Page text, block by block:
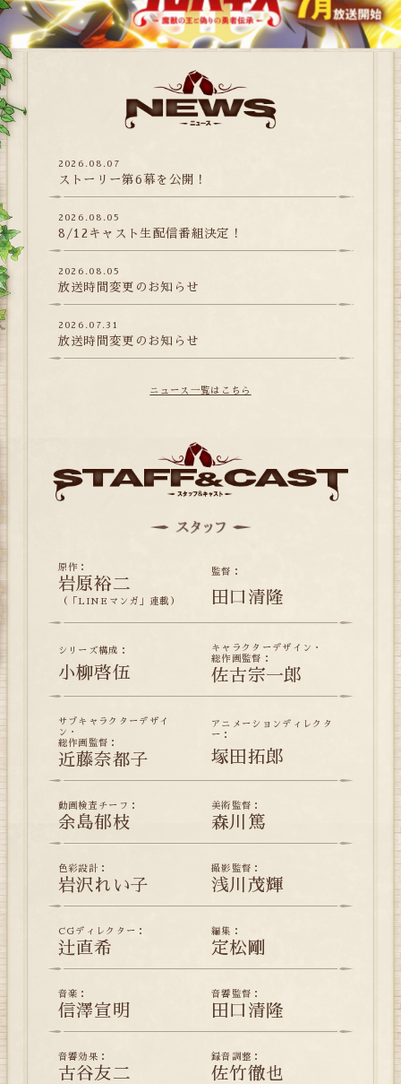
2026.08.07
ストーリー第6幕を公開！
2026.08.05
8/12キャスト生配信番組決定！
2026.08.05
放送時間変更のお知らせ
2026.07.31
放送時間変更のお知らせ
ニュース一覧はこちら
原作：
岩原裕二
（「LINEマンガ」連載）
監督：
田口清隆
シリーズ構成：
小柳啓伍
キャラクターデザイン・
総作画監督：
佐古宗一郎
サブキャラクターデザイ
ン・
総作画監督：
近藤奈都子
アニメーションディレクタ
ー：
塚田拓郎
動画検査チーフ：
余島郁枝
美術監督：
森川篤
色彩設計：
岩沢れい子
撮影監督：
浅川茂輝
CGディレクター：
辻直希
編集：
定松剛
音楽：
信澤宣明
音響監督：
田口清隆
音響効果：
古谷友二
録音調整：
佐竹徹也